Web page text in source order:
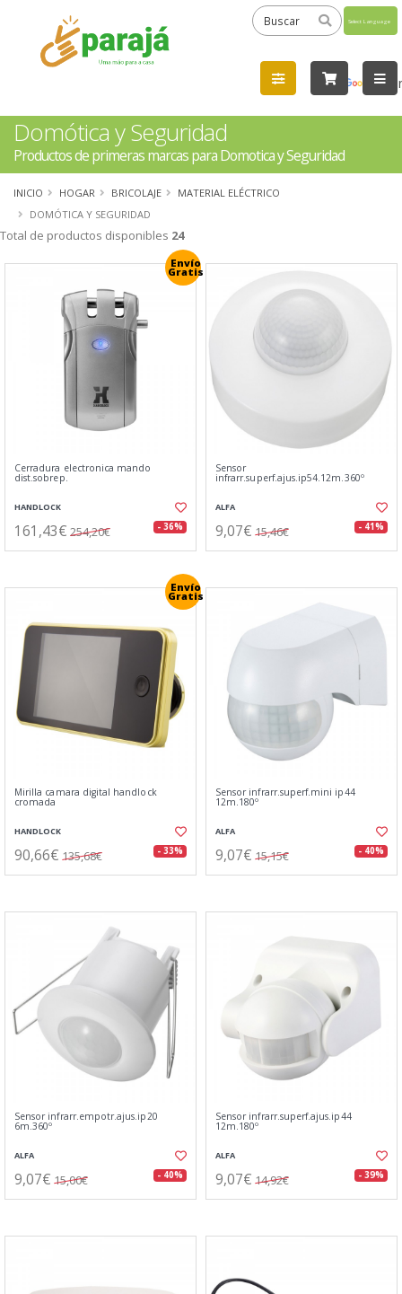
by
Domótica y Seguridad
Productos de primeras marcas para Domotica y Seguridad
INICIO HOGAR BRICOLAJE
MATERIAL ELÉCTRICO
DOMÓTICA Y SEGURIDAD
Total de productos disponibles 24
Envío
Gratis
Cerradura electronica mando
dist.sobrep.
HANDLOCK
161,43€ 254,20€ - 36%
Sensor
infrarr.superf.ajus.ip54.12m.360º
ALFA
9,07€ 15,46€ - 41%
Envío
Gratis
Mirilla camara digital handlock
cromada
HANDLOCK
90,66€ 135,68€ - 33%
Sensor infrarr.superf.mini ip44
12m.180º
ALFA
9,07€ 15,15€ - 40%
Sensor infrarr.empotr.ajus.ip20
6m.360º
ALFA
9,07€ 15,00€ - 40%
Sensor infrarr.superf.ajus.ip44
12m.180º
ALFA
9,07€ 14,92€ - 39%